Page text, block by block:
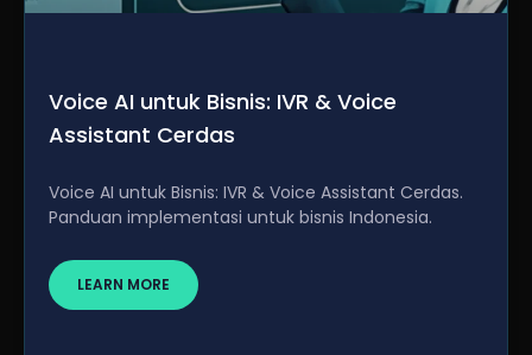
Voice AI untuk Bisnis: IVR & Voice
Assistant Cerdas
Voice AI untuk Bisnis: IVR & Voice Assistant Cerdas.
Panduan implementasi untuk bisnis Indonesia.
LEARN MORE